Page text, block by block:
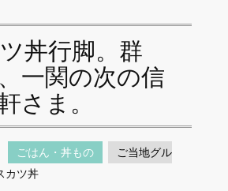
丼行脚。群
一関の次の信
さま。
ごはん・丼もの
ご当地グル
カツ丼